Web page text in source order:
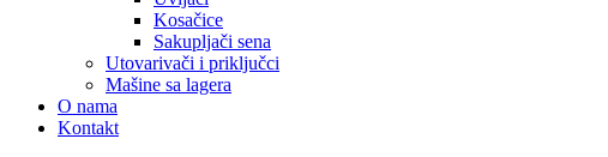
Kosačice
Sakupljači sena
Utovarivači i priključci
Mašine sa lagera
O nama
Kontakt